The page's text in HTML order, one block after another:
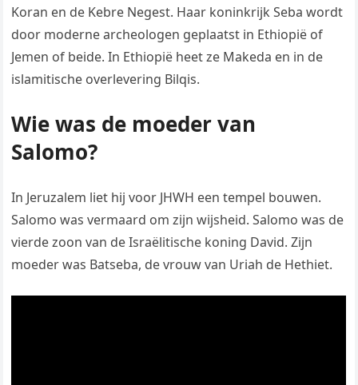
Koran en de Kebre Negest. Haar koninkrijk Seba wordt
door moderne archeologen geplaatst in Ethiopië of
Jemen of beide. In Ethiopië heet ze Makeda en in de
islamitische overlevering Bilqis.
Wie was de moeder van
Salomo?
In Jeruzalem liet hij voor JHWH een tempel bouwen.
Salomo was vermaard om zijn wijsheid. Salomo was de
vierde zoon van de Israëlitische koning David. Zijn
moeder was Batseba, de vrouw van Uriah de Hethiet.